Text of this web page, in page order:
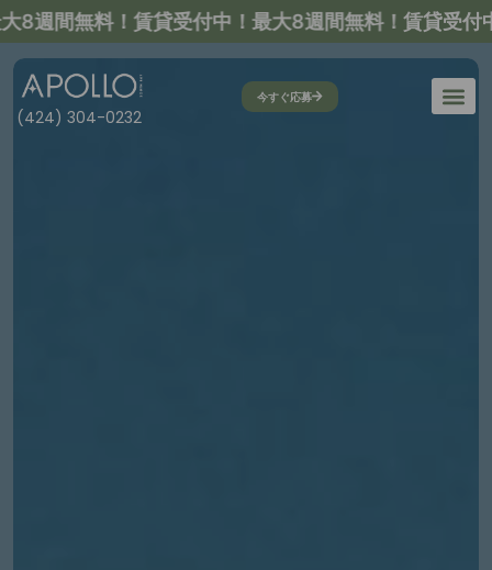
間無料！賃貸受付中！最大8週間無料！賃貸受付中
(424) 304-0232
今すぐ応募